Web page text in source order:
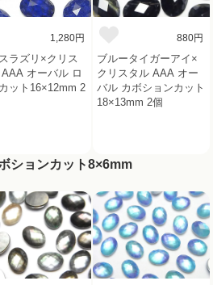
1,280円
ラズリ×クリス
AAA オーバル ロ
ット16×12mm 2
880円
ブルータイガーアイ×
クリスタル AAA オー
バル カボションカット
18×13mm 2個
ションカット8×6mm